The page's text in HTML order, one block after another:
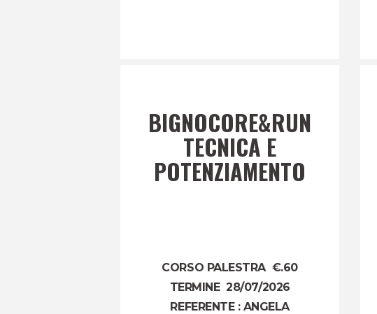
BIGNOCORE&RUN
TECNICA E
POTENZIAMENTO
CORSO PALESTRA €.60
TERMINE 28/07/2026
REFERENTE : ANGELA